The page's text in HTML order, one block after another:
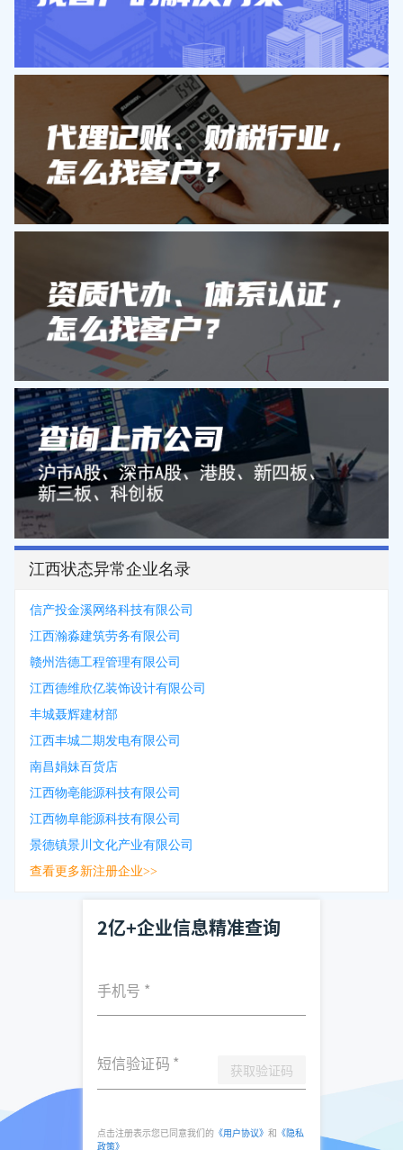
江西状态异常企业名录
信产投金溪网络科技有限公司
江西瀚淼建筑劳务有限公司
赣州浩德工程管理有限公司
江西德维欣亿装饰设计有限公司
丰城聂辉建材部
江西丰城二期发电有限公司
南昌娟妹百货店
江西物亳能源科技有限公司
江西物阜能源科技有限公司
景德镇景川文化产业有限公司
查看更多新注册企业>>
2亿+企业信息精准查询
手机号 *
短信验证码 * 获取验证码
点击注册表示您已同意我们的 《用户协议》 和 《隐私
政策》